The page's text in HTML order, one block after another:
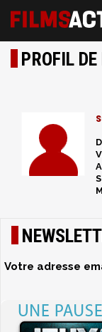
PROFIL
Votre adresse